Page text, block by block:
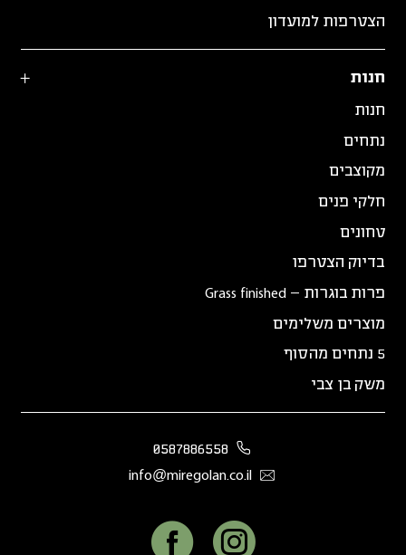
הצטרפות למועדון
חנות
חנות
נתחים
מקוצבים
חלקי פנים
טחונים
בדיוק הצטרפו
פרות בוגרות – Grass finished
מוצרים משלימים
5 נתחים מהסוף
משק בן צבי
0587886558
info@miregolan.co.il